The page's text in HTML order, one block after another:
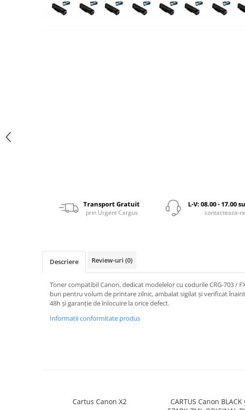
Transport Gratuit
prin Urgent Cargus
L-V: 08.00 - 17.00
contacteaza-
Descriere Review-uri (0)
Toner compatibil Canon, dedicat modelelor cu codurile CRG-703 /
bun pentru volum de printare zilnic, ambalat sigilat și verificat
48h și garanție de înlocuire la orice defect.
Informatii conformitate produs
Cartus Canon X2
CARTUS Canon BLACK